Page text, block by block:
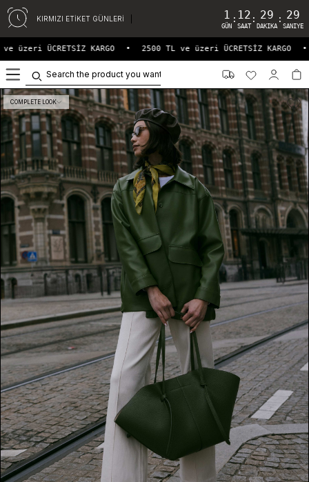
KIRMIZI ETİKET GÜNLERİ 1
GÜN
: 12
SAAT
: 29
DAKIKA
: 29
SANIYE
üzeri ÜCRETSİZ KARGO 2500 TL ve üzeri ÜCRETSİZ KARGO
COMPLETE LOOK